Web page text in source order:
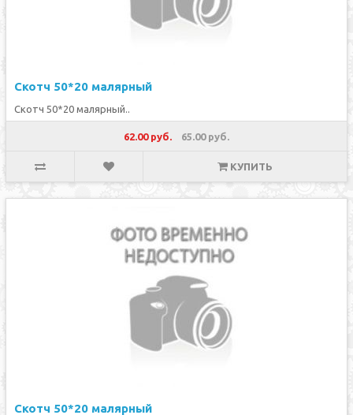
Скотч 50*20 малярный
Скотч 50*20 малярный..
62.00 руб. 65.00 руб.
КУПИТЬ
Скотч 50*20 малярный